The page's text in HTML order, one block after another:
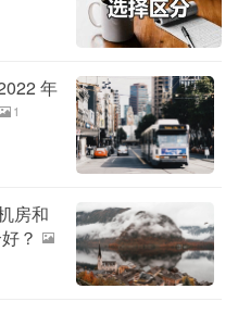
年
1
房和
？